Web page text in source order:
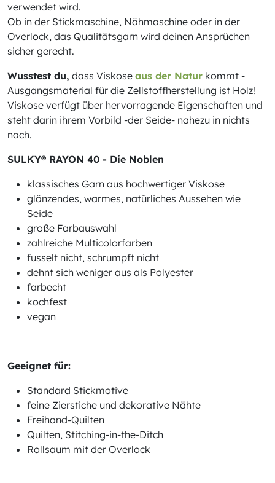
verwendet wird.
Ob in der Stickmaschine, Nähmaschine oder in der
Overlock, das Qualitätsgarn wird deinen Ansprüchen
sicher gerecht.
Wusstest du, dass Viskose aus der Natur kommt -
Ausgangsmaterial für die Zellstoffherstellung ist Holz!
Viskose verfügt über hervorragende Eigenschaften und
steht darin ihrem Vorbild -der Seide- nahezu in nichts
nach.
SULKY® RAYON 40 - Die Noblen
klassisches Garn aus hochwertiger Viskose
glänzendes, warmes, natürliches Aussehen wie
Seide
große Farbauswahl
zahlreiche Multicolorfarben
fusselt nicht, schrumpft nicht
dehnt sich weniger aus als Polyester
farbecht
kochfest
vegan
Geeignet für:
Standard Stickmotive
feine Zierstiche und dekorative Nähte
Freihand-Quilten
Quilten, Stitching-in-the-Ditch
Rollsaum mit der Overlock